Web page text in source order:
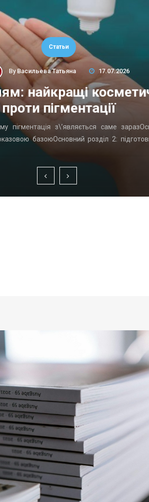
Статьи
By Васильева Татьяна 17.07.2026
найкращі
проти пігментації
пігментація з\’являється саме
базоюОсновний розділ 2: